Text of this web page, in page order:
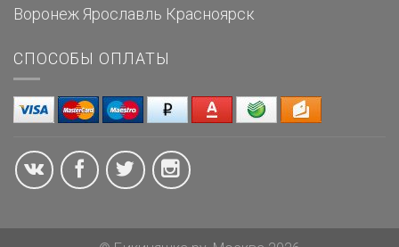
Воронеж Ярославль Красноярск
СПОСОБЫ ОПЛАТЫ